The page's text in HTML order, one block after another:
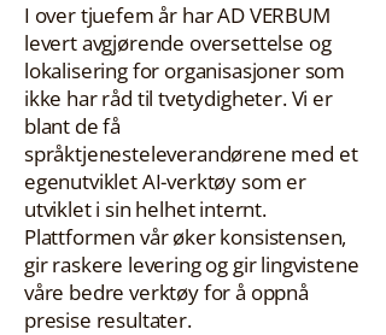
I over tjuefem år har AD VERBUM
levert avgjørende oversettelse og
lokalisering for organisasjoner som
ikke har råd til tvetydigheter. Vi er
blant de få
språktjenesteleverandørene med et
egenutviklet AI-verktøy som er
utviklet i sin helhet internt.
Plattformen vår øker konsistensen,
gir raskere levering og gir lingvistene
våre bedre verktøy for å oppnå
presise resultater.